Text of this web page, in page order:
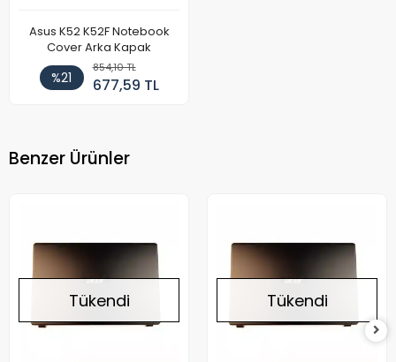
Asus K52 K52F Notebook
Cover Arka Kapak
%21
854,10 TL
677,59 TL
Benzer Ürünler
Tükendi Tükendi